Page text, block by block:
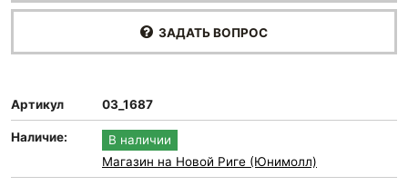
ЗАДАТЬ ВОПРОС
Артикул 03_1687
Наличие:
В наличии
Магазин на Новой Риге (Юнимолл)